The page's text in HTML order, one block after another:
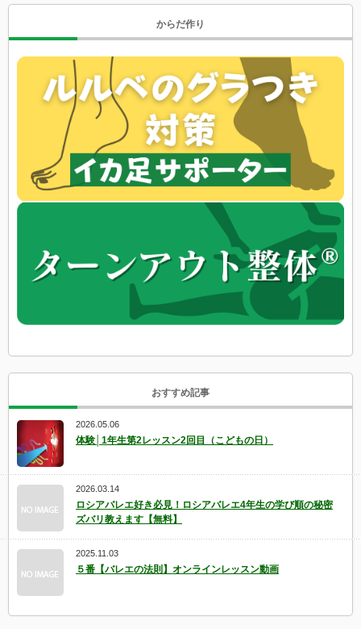
からだ作り
おすすめ記事
2026.05.06
体験│1年生第2レッスン2回目（こどもの日）
2026.03.14
ロシアバレエ好き必見！ロシアバレエ4年生の学び順の秘密
ズバリ教えます【無料】
2025.11.03
５番【バレエの法則】オンラインレッスン動画